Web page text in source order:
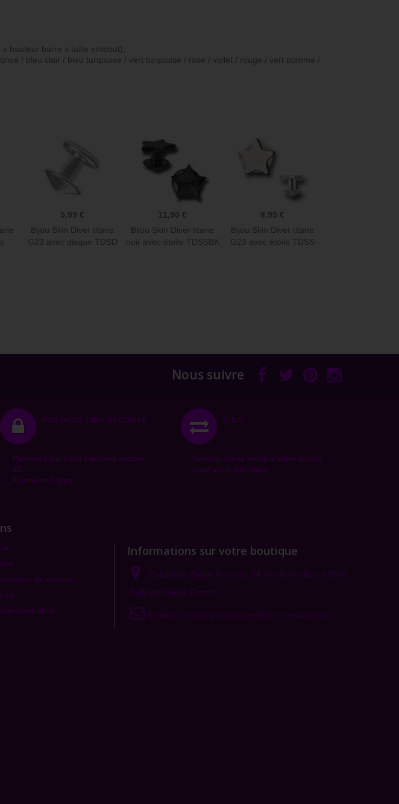
et la nuit, il est vraiment
et à enlever!
Merci beaucoup !
hauteur barre x taille embout),
/ bleu clair / bleu turquoise / vert turquoise / rose / violet / rouge / vert pomme /
5,99 €
Bijou Skin Diver titane
G23 avec disque TDSD
11,90 €
Bijou Skin Diver titane
noir avec étoile TDSSBK
8,95 €
Bijou Skin Diver titane
G23 avec étoile TDSS
Nous suivre
PAIEMENT 100% SÉCURISÉ
Paiement par carte bancaire secure
3D.
Paiement Paypal
S.A.V.
Service Après Vente à votre écoute
pour vous satisfaire.
de ventes
Informations sur votre boutique
Catalogue Bijoux Piercing, 34 rue Schweitzer 62160
Bully-les-Mines France
E-mail : contact@catalogue-bijoux-piercing.com